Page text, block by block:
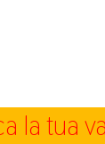
la tua